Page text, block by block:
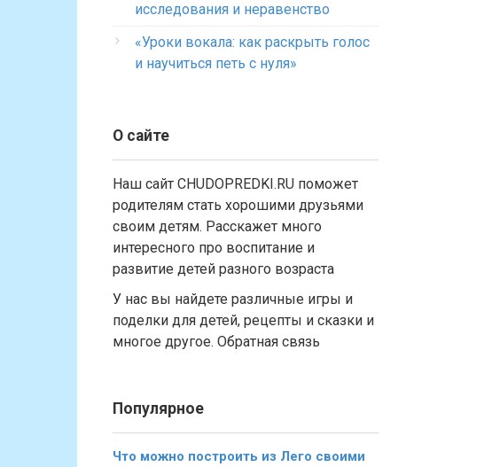
исследования и неравенство
«Уроки вокала: как раскрыть голос
и научиться петь с нуля»
О сайте
Наш сайт CHUDOPREDKI.RU поможет
родителям стать хорошими друзьями
своим детям. Расскажет много
интересного про воспитание и
развитие детей разного возраста
У нас вы найдете различные игры и
поделки для детей, рецепты и сказки и
многое другое. Обратная связь
Популярное
Что можно построить из Лего своими